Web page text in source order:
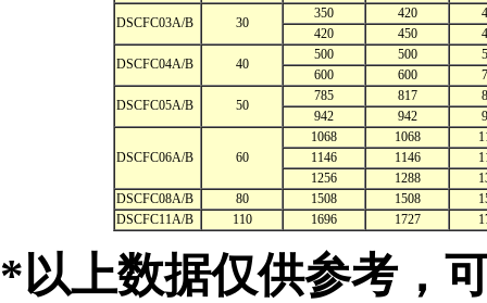
DSCFC03A/B 30
350 420
420
450
DSCFC04A/B
40
500 500
600
600
DSCFC05A/B
50
785 817
942
942
DSCFC06A/B 60
1068 1068
1146
1146
1256
1288
DSCFC08A/B
80 1508 1508
DSCFC11A/B
110 1696 1727
*以上数据仅供参考，